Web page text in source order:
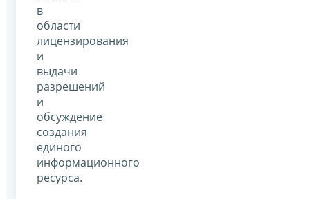
в
области
лицензирования
и
выдачи
разрешений
и
обсуждение
создания
единого
информационного
ресурса.